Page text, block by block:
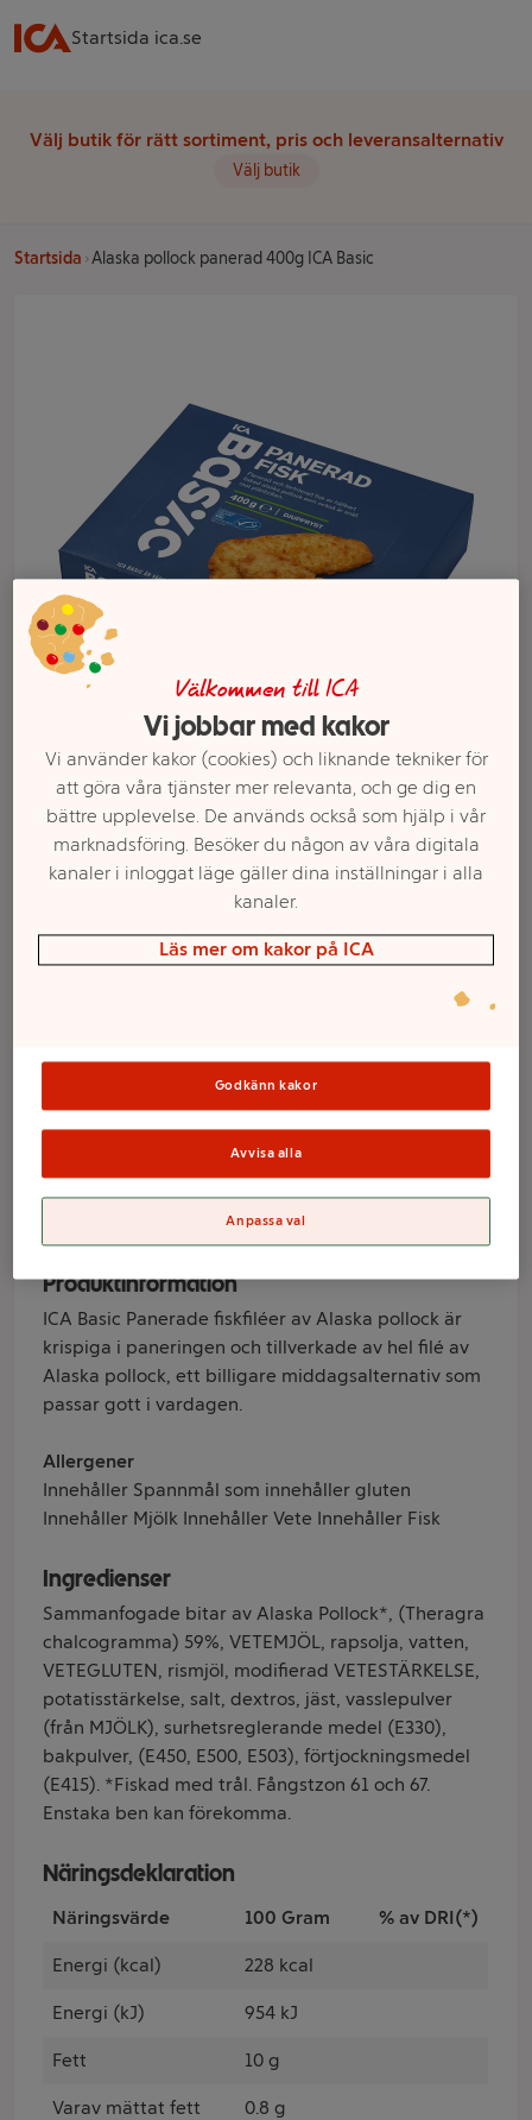
Startsida ica.se
Välj butik för rätt sortiment, pris och leveransalternativ
Välj butik
Startsida Alaska pollock panerad 400g ICA Basic
panerad 400g
ICA Basic
Varumärke
Produktinformation
ICA Basic Panerade fiskfiléer av Alaska pollock är
krispiga i paneringen och tillverkade av hel filé av
Alaska pollock, ett billigare middagsalternativ som
passar gott i vardagen.
Allergener
Innehåller Spannmål som innehåller gluten
Innehåller Mjölk Innehåller Vete Innehåller Fisk
Ingredienser
Sammanfogade bitar av Alaska Pollock*, (Theragra
chalcogramma) 59%, VETEMJÖL, rapsolja, vatten,
VETEGLUTEN, rismjöl, modifierad VETESTÄRKELSE,
potatisstärkelse, salt, dextros, jäst, vasslepulver
(från MJÖLK), surhetsreglerande medel (E330),
bakpulver, (E450, E500, E503), förtjockningsmedel
(E415). *Fiskad med trål. Fångstzon 61 och 67.
Enstaka ben kan förekomma.
Näringsdeklaration
Näringsvärde 100 Gram % av DRI(*)
Energi (kcal) 228 kcal
Energi (kJ) 954 kJ
Fett 10 g
Varav mättat fett 0.8 g
Välj butik och handla
Sortimentet kan variera mellan butikerna
Välkommen till ICA
Vi jobbar med kakor
Vi använder kakor (cookies) och liknande tekniker för
att göra våra tjänster mer relevanta, och ge dig en
bättre upplevelse. De används också som hjälp i vår
marknadsföring. Besöker du någon av våra digitala
kanaler i inloggat läge gäller dina inställningar i alla
kanaler.
Läs mer om kakor på ICA
Godkänn kakor
Avvisa alla
Anpassa val